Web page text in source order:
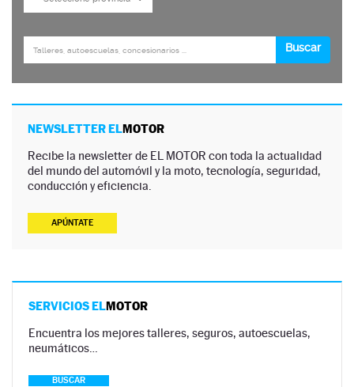
NEWSLETTER ELMOTOR
Recibe la newsletter de EL MOTOR con toda la actualidad
del mundo del automóvil y la moto, tecnología, seguridad,
conducción y eficiencia.
APÚNTATE
SERVICIOS ELMOTOR
Encuentra los mejores talleres, seguros, autoescuelas,
neumáticos…
BUSCAR